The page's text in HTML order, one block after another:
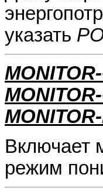
указать
Включает
режим